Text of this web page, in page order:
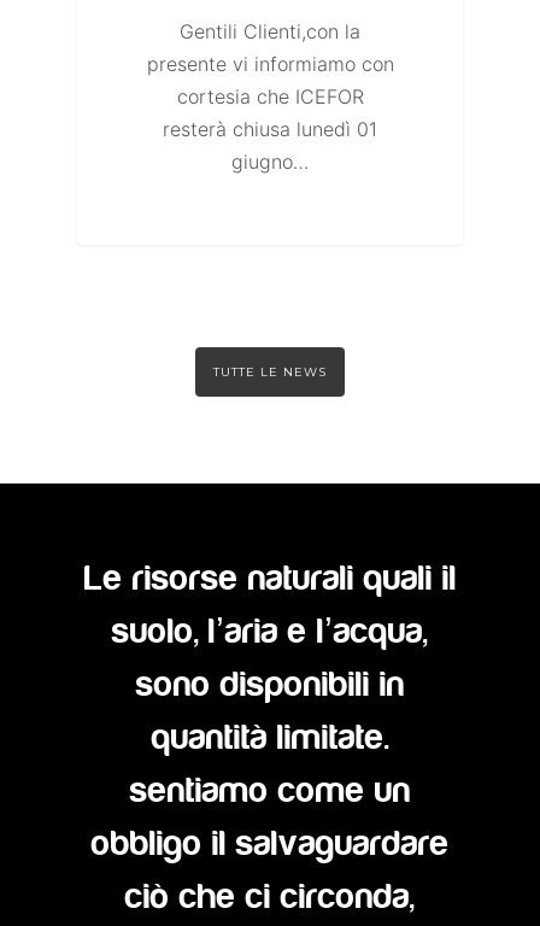
Gentili Clienti,con la
presente vi informiamo con
cortesia che ICEFOR
resterà chiusa lunedì 01
giugno…
TUTTE LE NEWS
Le risorse naturali quali il
suolo, l’aria e l’acqua,
sono disponibili in
quantità limitate.
sentiamo come un
obbligo il salvaguardare
ciò che ci circonda,